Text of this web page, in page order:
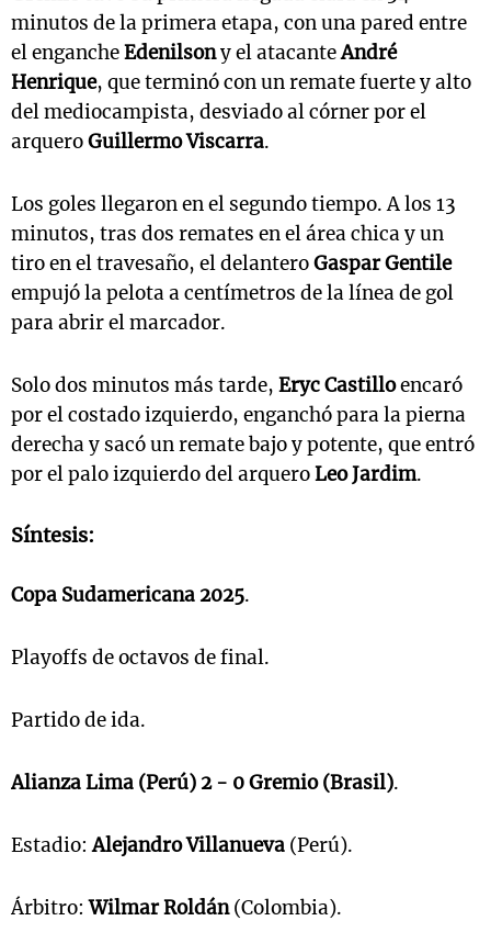
minutos de la primera etapa, con una pared entre
el engancheEdenilsony el atacanteAndré
Henrique, que terminó con un remate fuerte y alto
del mediocampista, desviado al córner por el
arqueroGuillermo Viscarra.
Los goles llegaron en el segundo tiempo. A los 13
minutos, tras dos remates en el área chica y un
tiro en el travesaño, el delanteroGaspar Gentile
empujó la pelota a centímetros de la línea de gol
para abrir el marcador.
Solo dos minutos más tarde, Eryc Castilloencaró
por el costado izquierdo, enganchó para la pierna
derecha y sacó un remate bajo y potente, que entró
por el palo izquierdo del arqueroLeo Jardim.
Síntesis:
Copa Sudamericana 2025.
Playoffs de octavos de final.
Partido de ida.
Alianza Lima (Perú) 2 - 0 Gremio (Brasil).
Estadio:Alejandro Villanueva (Perú).
Árbitro:Wilmar Roldán(Colombia).